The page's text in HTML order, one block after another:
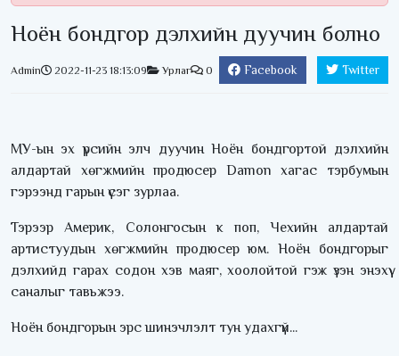
Ноён бондгор дэлхийн дуучин болно
Admin 2022-11-23 18:13:09 Урлаг 0 Facebook Twitter
МУ-ын эх үрсийн элч дуучин Ноён бондгортой дэлхийн
алдартай хөгжмийн продюсер Damon хагас тэрбумын
гэрээнд гарын үсэг зурлаа.
Тэрээр Америк, Солонгосын к поп, Чехийн алдартай
артистуудын хөгжмийн продюсер юм. Ноён бондгорыг
дэлхийд гарах содон хэв маяг, хоолойтой гэж үзэн энэхүү
саналыг тавьжээ.
Ноён бондгорын эрс шинэчлэлт тун удахгүй...